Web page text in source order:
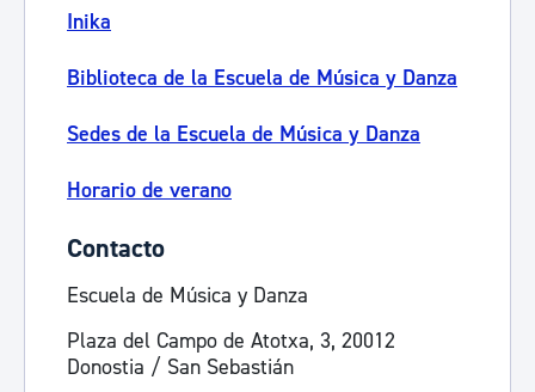
Inika
Biblioteca de la Escuela de Música y Danza
Sedes de la Escuela de Música y Danza
Horario de verano
Contacto
Escuela de Música y Danza
Plaza del Campo de Atotxa, 3, 20012
Donostia / San Sebastián